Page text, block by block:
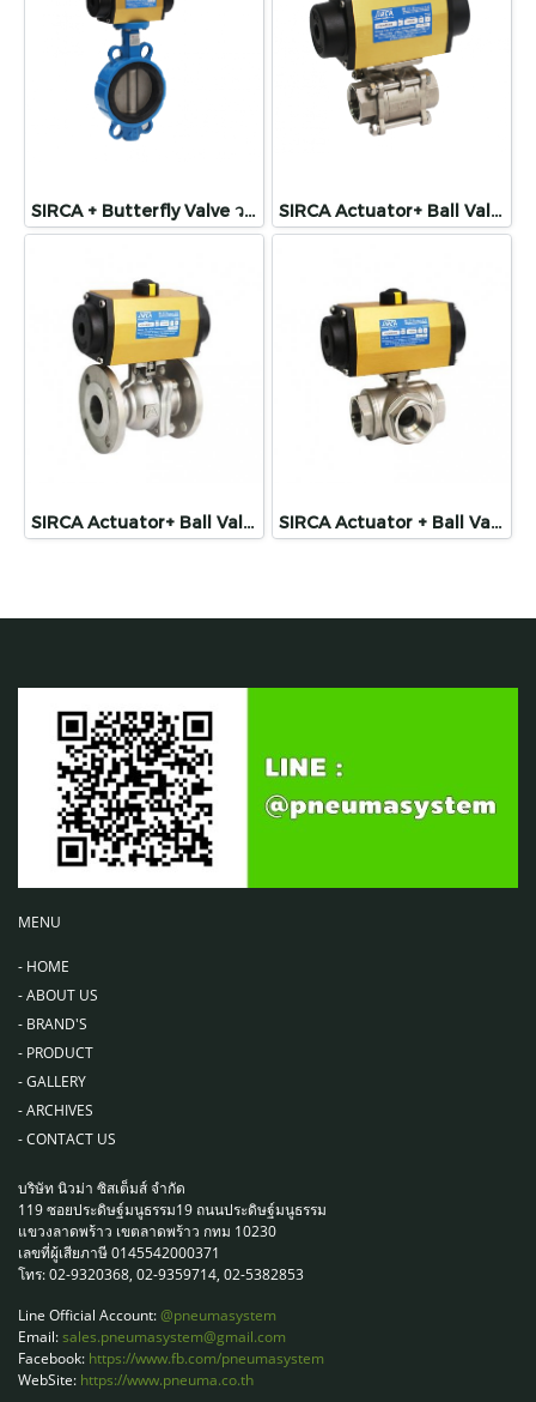
SIRCA + Butterfly Valve วาล์วปีกผีเสื้อประกอบกับหัวขับลม SIRCA Actuator+ Ball Valve 3 Pc บอลวาล์ว 3ชิ้นประกอบกับหัวขับลม
SIRCA Actuator+ Ball Valve Flange บอลวาล์วหน้าแปลนประกอบกับหัวขับลม SIRCA Actuator + Ball Valve 3WAY หัวขับลมประกอบกับบอลวาล์ว 3ทาง
MENU
- HOME
-ABOUT US
- BRAND'S
- PRODUCT
-GALLERY
-ARCHIVES
-CONTACT US
บริษัท นิวม่า ซิสเต็มส์ จำกัด
119 ซอยประดิษฐ์มนูธรรม19 ถนนประดิษฐ์มนูธรรม
แขวงลาดพร้าว เขตลาดพร้าว กทม 10230
เลขที่ผู้เสียภาษี 0145542000371
โทร: 02-9320368, 02-9359714, 02-5382853
Line Official Account:@pneumasystem
Email:sales.pneumasystem@gmail.com
Facebook: https://www.fb.com/pneumasystem
WebSite: https://www.pneuma.co.th